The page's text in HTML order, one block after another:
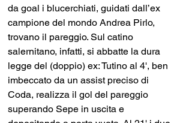
da goal i blucerchiati, guidati dall’ex
campione del mondo Andrea Pirlo,
trovano il pareggio. Sul catino
salernitano, infatti, si abbatte la dura
legge del (doppio) ex: Tutino al 4', ben
imbeccato da un assist preciso di
Coda, realizza il gol del pareggio
superando Sepe in uscita e